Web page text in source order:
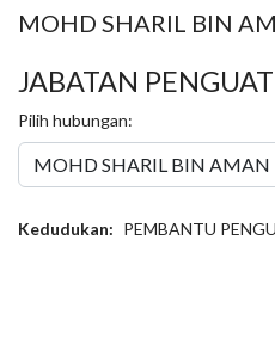
MOHD SHARIL BIN
JABATAN
Pilih hubungan:
Kedudukan: PEMBANTU